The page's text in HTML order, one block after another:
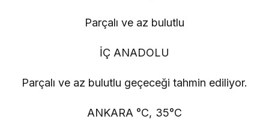
Parçalı ve az bulutlu
İÇ ANADOLU
Parçalı ve az bulutlu geçeceği tahmin ediliyor.
ANKARA °C, 35°C